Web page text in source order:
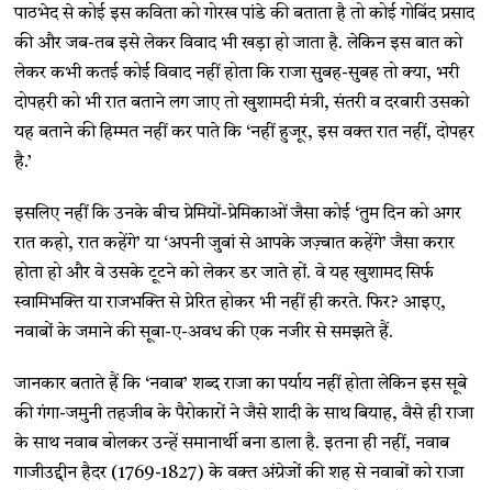
पाठभेद से कोई इस कविता को गोरख पांडे की बताता है तो कोई गोबिंद प्रसाद
की और जब-तब इसे लेकर विवाद भी खड़ा हो जाता है. लेकिन इस बात को
लेकर कभी कतई कोई विवाद नहीं होता कि राजा सुबह-सुबह तो क्या, भरी
दोपहरी को भी रात बताने लग जाए तो खुशामदी मंत्री, संतरी व दरबारी उसको
यह बताने की हिम्मत नहीं कर पाते कि ‘नहीं हुजूर, इस वक्त रात नहीं, दोपहर
है.’
इसलिए नहीं कि उनके बीच प्रेमियों-प्रेमिकाओं जैसा कोई ‘तुम दिन को अगर
रात कहो, रात कहेंगे’ या ‘अपनी जुबां से आपके जज़्बात कहेंगे’ जैसा करार
होता हो और वे उसके टूटने को लेकर डर जाते हों. वे यह खुशामद सिर्फ
स्वामिभक्ति या राजभक्ति से प्रेरित होकर भी नहीं ही करते. फिर? आइए,
नवाबों के जमाने की सूबा-ए-अवध की एक नजीर से समझते हैं.
जानकार बताते हैं कि ‘नवाब’ शब्द राजा का पर्याय नहीं होता लेकिन इस सूबे
की गंगा-जमुनी तहजीब के पैरोकारों ने जैसे शादी के साथ बियाह, वैसे ही राजा
के साथ नवाब बोलकर उन्हें समानार्थी बना डाला है. इतना ही नहीं, नवाब
गाजीउद्दीन हैदर (1769-1827) के वक्त अंग्रेजों की शह से नवाबों को राजा